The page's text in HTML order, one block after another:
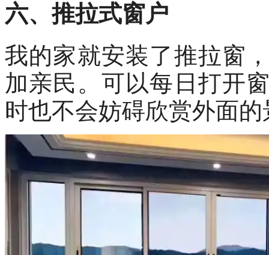
六、推拉式窗户
我的家就安装了推拉窗
加亲民。可以每日打开
时也不会妨碍欣赏外面的